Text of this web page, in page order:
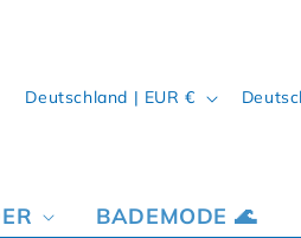
BADEMODE 🌊
Land/Region
Deutschland | EUR €